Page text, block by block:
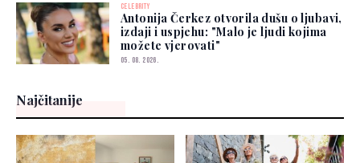
CELEBRITY
Antonija Čerkez otvorila dušu o ljubavi,
izdaji i uspjehu: "Malo je ljudi kojima
možete vjerovati"
05. 08. 2026.
Najčitanije